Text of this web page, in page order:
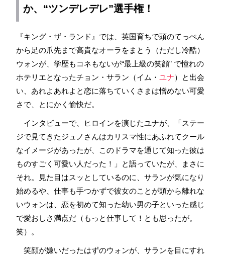
か、“ツンデレデレ”選手権！
『キング・ザ・ランド』では、英国育ちで頭のてっぺん
から足の爪先まで高貴なオーラをまとう（ただし冷酷）
ウォンが、学歴もコネもないが“最上級の笑顔” で憧れの
ホテリエとなったチョン・サラン（イム・ ユナ）と出会
い、あれよあれよと恋に落ちていくさまは憎めない可愛
さで、とにかく愉快だ。
インタビューで、ヒロインを演じたユナが、「ステー
ジで見てきたジュノさんはカリスマ性にあふれてクール
なイメージがあったが、このドラマを通じて知った彼は
ものすごく可愛い人だった！」と語っていたが、まさに
それ。見た目はスッとしているのに、サランが気になり
始めるや、仕事も手つかずで彼女のことが頭から離れな
いウォンは、恋を初めて知った幼い男の子といった感じ
で愛おしさ満点だ（もっと仕事して！とも思ったが。
笑）。
笑顔が嫌いだったはずのウォンが、サランを目にすれ